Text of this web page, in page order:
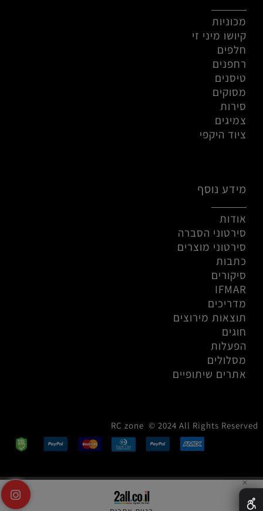
מכוניות
קיושו מיני זי
חלפים
רחפנים
טיסנים
מסוקים
סירות
צמיגים
ציוד היקפי
מידע נוסף
אודות
סירטוני הסברה
סירטוני מוצרים
כתבות
סיקורים
IFMAR
מדריכים
תוצאות מירוצים
חוגים
הפעלות
מסלולים
אתרים שיתופיים
RC zone © 2024 All Rights Reserved
✕